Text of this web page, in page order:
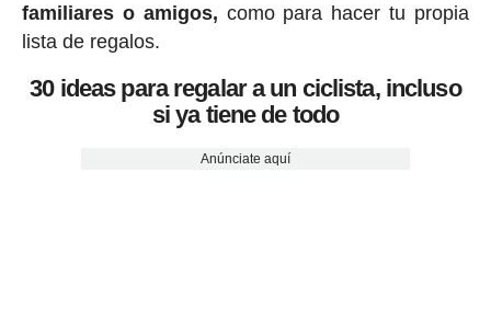
familiares o amigos, como para hacer tu propia
lista de regalos.
30 ideas para regalar a un ciclista, incluso
si ya tiene de todo
Anúnciate aquí